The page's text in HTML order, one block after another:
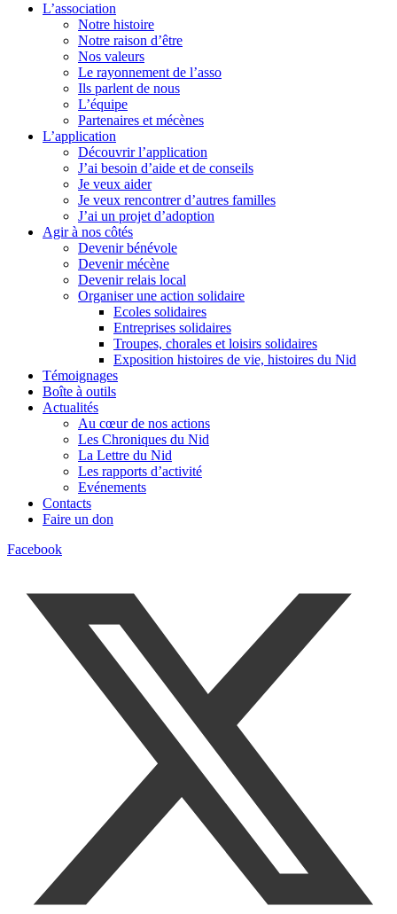
L’association
Notre histoire
Notre raison d’être
Nos valeurs
Le rayonnement de l’asso
Ils parlent de nous
L’équipe
Partenaires et mécènes
L’application
Découvrir l’application
J’ai besoin d’aide et de conseils
Je veux aider
Je veux rencontrer d’autres familles
J’ai un projet d’adoption
Agir à nos côtés
Devenir bénévole
Devenir mécène
Devenir relais local
Organiser une action solidaire
Ecoles solidaires
Entreprises solidaires
Troupes, chorales et loisirs solidaires
Exposition histoires de vie, histoires du Nid
Témoignages
Boîte à outils
Actualités
Au cœur de nos actions
Les Chroniques du Nid
La Lettre du Nid
Les rapports d’activité
Evénements
Contacts
Faire un don
Facebook